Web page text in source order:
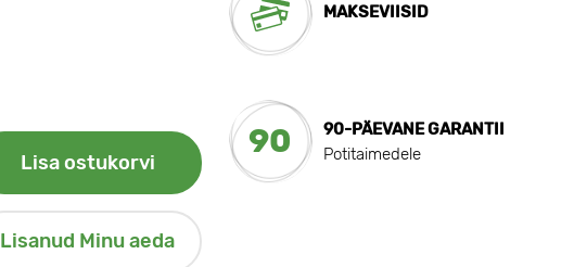
Lisa ostukorvi
Lisanud Minu aeda
MAKSEVIISID
90
90-PÄEVANE GARANTII
Potitaimedele